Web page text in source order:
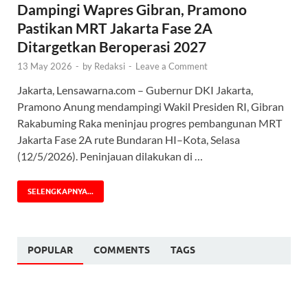
Dampingi Wapres Gibran, Pramono
Pastikan MRT Jakarta Fase 2A
Ditargetkan Beroperasi 2027
13 May 2026 - by Redaksi - Leave a Comment
Jakarta, Lensawarna.com – Gubernur DKI Jakarta,
Pramono Anung mendampingi Wakil Presiden RI, Gibran
Rakabuming Raka meninjau progres pembangunan MRT
Jakarta Fase 2A rute Bundaran HI–Kota, Selasa
(12/5/2026). Peninjauan dilakukan di …
SELENGKAPNYA...
POPULAR COMMENTS TAGS